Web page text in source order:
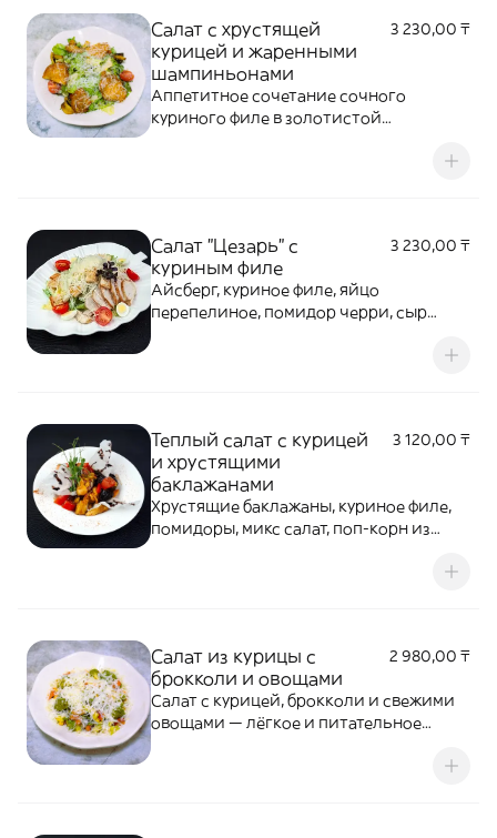
Салат с хрустящей
курицей и жаренными
шампиньонами
3 230,00 ₸
Аппетитное сочетание сочного
куриного филе в золотистой
Салат "Цезарь" с
куриным филе
3 230,00 ₸
Айсберг, куриное филе, яйцо
перепелиное, помидор черри, сыр
Теплый салат с курицей
и хрустящими
баклажанами
3 120,00 ₸
Хрустящие баклажаны, куриное филе,
помидоры, микс салат, поп-корн из
Салат из курицы с
брокколи и овощами
2 980,00 ₸
Салат с курицей, брокколи и свежими
овощами — лёгкое и питательное